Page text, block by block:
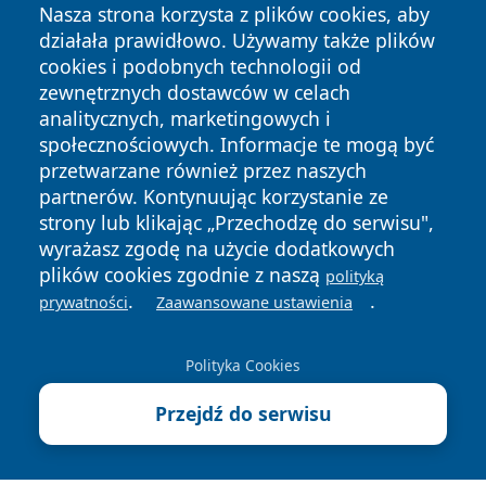
Nasza strona korzysta z plików cookies, aby
działała prawidłowo. Używamy także plików
cookies i podobnych technologii od
zewnętrznych dostawców w celach
analitycznych, marketingowych i
społecznościowych. Informacje te mogą być
przetwarzane również przez naszych
partnerów. Kontynuując korzystanie ze
strony lub klikając „Przechodzę do serwisu",
wyrażasz zgodę na użycie dodatkowych
plików cookies zgodnie z naszą polityką
prywatności. Zaawansowane ustawienia .
Polityka Cookies
Przejdź do serwisu
Copyright © 2026 elblagonline.pl Wszystkie prawa
zastrzeżone.
News Autorzy
Polityka
Prywatności
Polityka
Cookies